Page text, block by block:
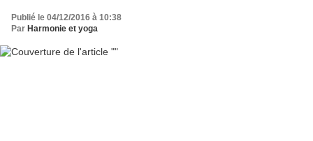
Publié le 04/12/2016 à 10:38
Par Harmonie et yoga